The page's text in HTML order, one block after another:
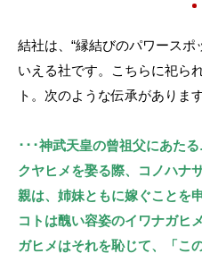
結社は、“縁結びのパワースポ
いえる社です。こちらに祀ら
ト。次のような伝承があります
･･･神武天皇の曾祖父にあた
クヤヒメを娶る際、コノハナ
親は、姉妹ともに嫁ぐことを
コトは醜い容姿のイワナガヒ
ガヒメはそれを恥じて、「こ